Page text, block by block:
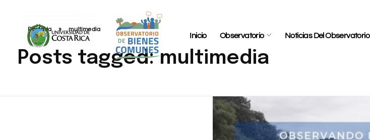
Inicio Observatorio Noticias Del Observatorio
Portada » multimedia
Posts tagged: multimedia